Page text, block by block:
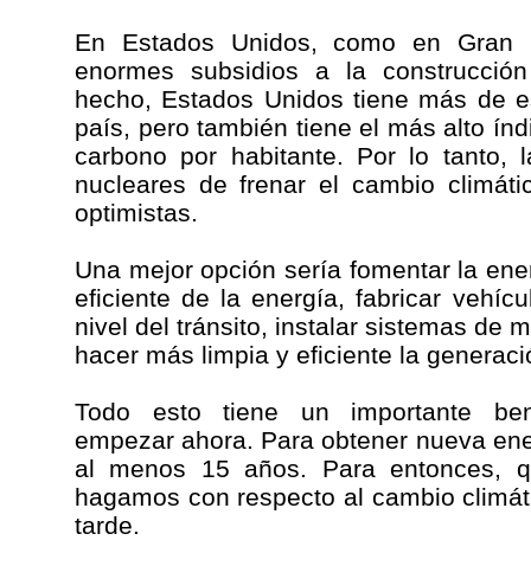
En Estados Unidos, como en Gran
enormes subsidios a la
hecho, Estados Unidos tiene más de
país, pero también tiene el más alto
carbono por habitante. Por lo tanto,
nucleares de frenar el cambio
optimistas.
Una mejor opción sería fomentar la
eficiente de la energía, fabricar
nivel del tránsito, instalar sistemas de
hacer más limpia y eficiente la
Todo esto tiene un importante
empezar ahora. Para obtener nueva
al menos 15 años. Para entonces,
hagamos con respecto al cambio
tarde.